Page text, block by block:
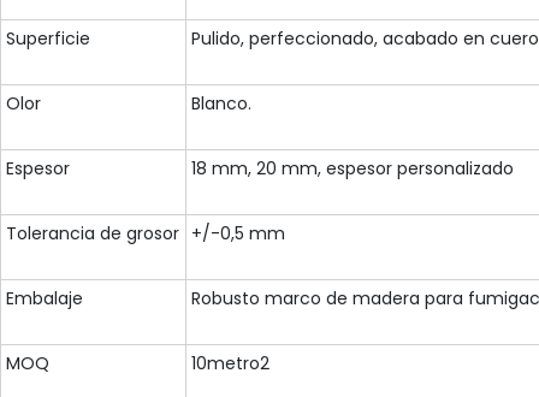
Superficie Pulido, perfeccionado, acabado en
Olor Blanco.
Espesor 18 mm, 20 mm, espesor personalizado
Tolerancia de grosor +/-0,5 mm
Embalaje Robusto marco de madera para
MOQ 10metro2